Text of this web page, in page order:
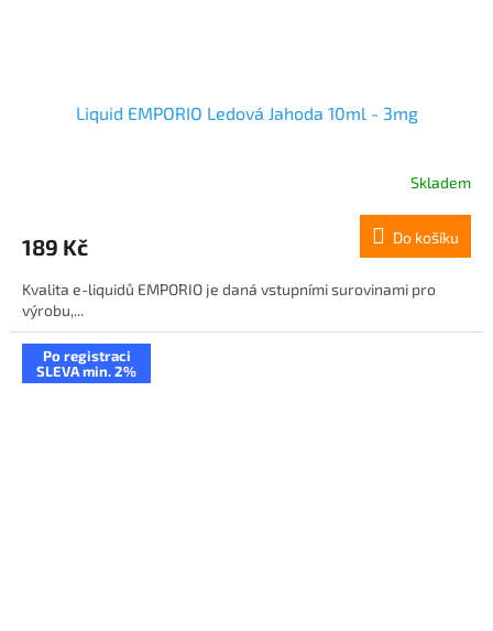
Liquid EMPORIO Ledová Jahoda 10ml - 3mg
Skladem
189 Kč Do košíku
Kvalita e-liquidů EMPORIO je daná vstupními surovinami pro
výrobu,...
Po registraci
SLEVA min. 2%